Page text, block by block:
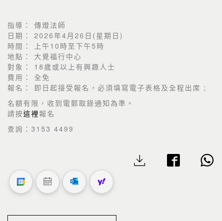
指導：
傳燈法師
日期：
2026年4 月 26 日 ( 星期日 )
時間：
上午10 時至下午5 時
地點：
大覺福行中心
對象：
18 歲或以上有興趣人士
費用：
全免
報名：
即日起接受報名，必須填寫電子表格及全程出席 ;
名額有限，收到電郵取錄通知為準。
請按這裡報名
查詢： 3153 4499